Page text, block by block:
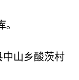
山乡酸茨村